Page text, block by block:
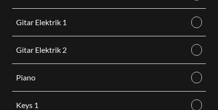
Gitar Elektrik 1
Gitar Elektrik 2
Piano
Keys 1